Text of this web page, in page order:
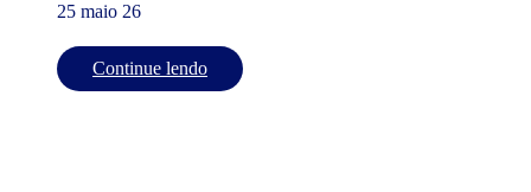
25 maio 26
Continue lendo